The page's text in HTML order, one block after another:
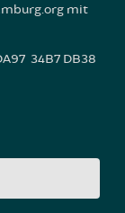
mit
34B7 DB38